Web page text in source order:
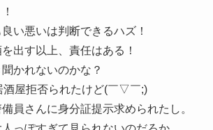
い悪いは判断できるハズ！
出す以上、責任はある！
かれないのかな？
酒屋拒否られたけど(￣▽￣;)
員さんに身分証提示求められたし。